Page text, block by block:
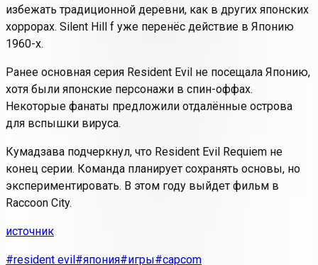
избежать традиционной деревни, как в других японских
хоррорах. Silent Hill f уже перенёс действие в Японию
1960-х.
Ранее основная серия Resident Evil не посещала Японию,
хотя были японские персонажи в спин-оффах.
Некоторые фанаты предложили отдалённые острова
для вспышки вируса.
Кумадзава подчеркнул, что Resident Evil Requiem не
конец серии. Команда планирует сохранять основы, но
экспериментировать. В этом году выйдет фильм в
Raccoon City.
источник
#resident evil#япония#игры#capcom